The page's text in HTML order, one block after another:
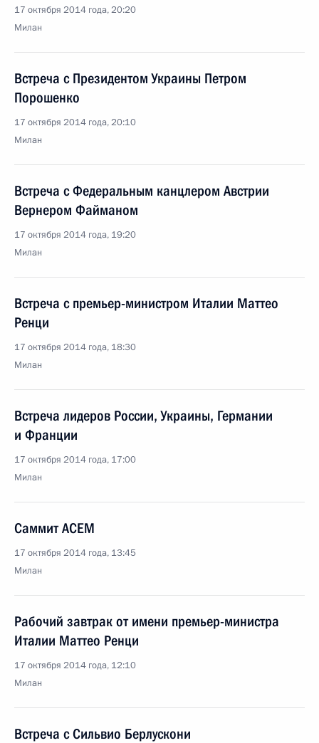
17 октября 2014 года, 20:20
Милан
Встреча с Президентом Украины Петром
Порошенко
17 октября 2014 года, 20:10
Милан
Встреча с Федеральным канцлером Австрии
Вернером Файманом
17 октября 2014 года, 19:20
Милан
Встреча с премьер-министром Италии Маттео
Ренци
17 октября 2014 года, 18:30
Милан
Встреча лидеров России, Украины, Германии
и Франции
17 октября 2014 года, 17:00
Милан
Саммит АСЕМ
17 октября 2014 года, 13:45
Милан
Рабочий завтрак от имени премьер-министра
Италии Маттео Ренци
17 октября 2014 года, 12:10
Милан
Встреча с Сильвио Берлускони